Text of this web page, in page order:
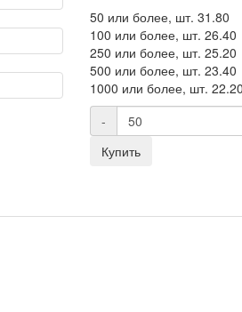
50 или более, шт. 31.80
100 или более, шт. 26.40
250 или более, шт. 25.20
500 или более, шт. 23.40
1000 или более, шт. 22.20
-
Купить